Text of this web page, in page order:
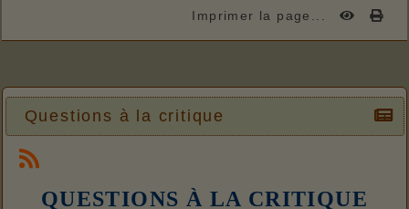
Imprimer la page...
Questions à la critique
QUESTIONS À LA CRITIQUE